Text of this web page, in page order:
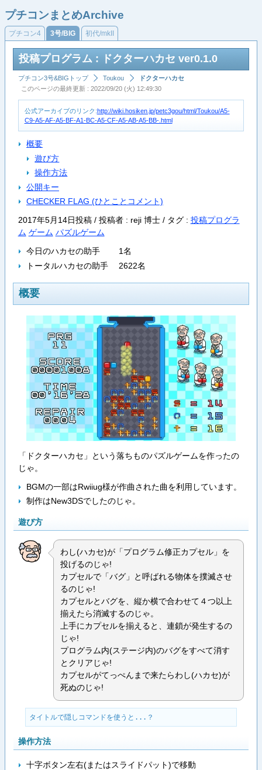
プチコンまとめArchive
プチコン4 3号/BIG 初代/mkII
投稿プログラム : ドクターハカセ ver0.1.0
プチコン3号&BIGトップ Toukou
ドクターハカセ
このページの最終更新 : 2022/09/20 (火) 12:49:30
公式アーカイブのリンク:http://wiki.hosiken.jp/petc3gou/html/Toukou/A5-
C9-A5-AF-A5-BF-A1-BC-A5-CF-A5-AB-A5-BB-.html
概要
遊び方
操作方法
公開キー
CHECKER FLAG (ひとことコメント)
2017年5月14日投稿 / 投稿者 : reji 博士 / タグ : 投稿プログラ
ム ゲーム パズルゲーム
今日のハカセの助手 1名
トータルハカセの助手 2622名
概要
「ドクターハカセ」という落ちものパズルゲームを作ったの
じゃ。
BGMの一部はRwiiug様が作曲された曲を利用しています。
制作はNew3DSでしたのじゃ。
遊び方
わし(ハカセ)が「プログラム修正カプセル」を
投げるのじゃ!
カプセルで「バグ」と呼ばれる物体を撲滅させ
るのじゃ!
カプセルとバグを、縦か横で合わせて４つ以上
揃えたら消滅するのじゃ。
上手にカプセルを揃えると、連鎖が発生するの
じゃ!
プログラム内(ステージ内)のバグをすべて消す
とクリアじゃ!
カプセルがてっぺんまで来たらわし(ハカセ)が
死ぬのじゃ!
タイトルで隠しコマンドを使うと...？
操作方法
十字ボタン左右(またはスライドパット)で移動